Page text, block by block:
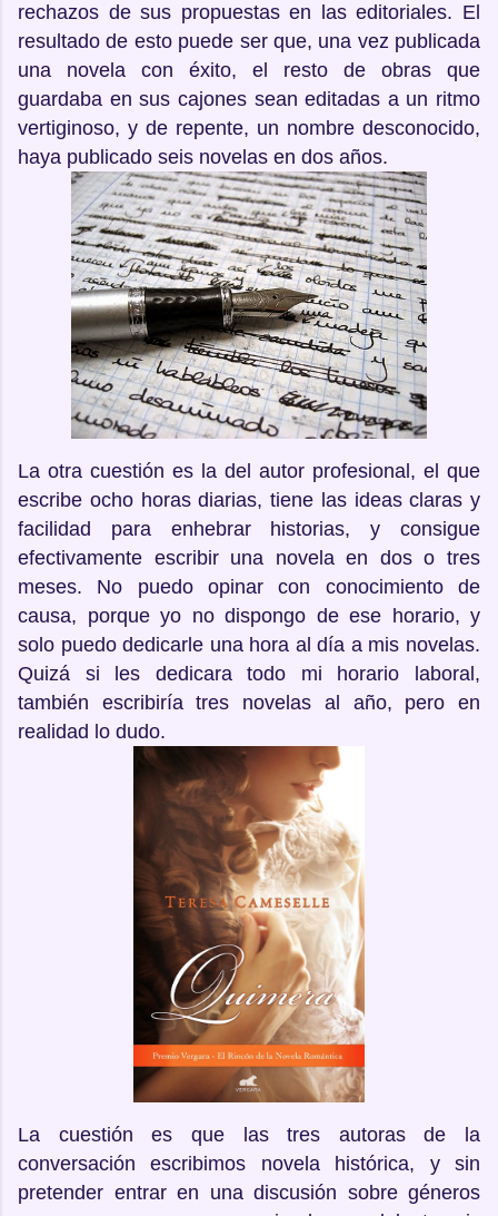
rechazos de sus propuestas en las editoriales. El
resultado de esto puede ser que, una vez publicada
una novela con éxito, el resto de obras que
guardaba en sus cajones sean editadas a un ritmo
vertiginoso, y de repente, un nombre desconocido,
haya publicado seis novelas en dos años.
La otra cuestión es la del autor profesional, el que
escribe ocho horas diarias, tiene las ideas claras y
facilidad para enhebrar historias, y consigue
efectivamente escribir una novela en dos o tres
meses. No puedo opinar con conocimiento de
causa, porque yo no dispongo de ese horario, y
solo puedo dedicarle una hora al día a mis novelas.
Quizá si les dedicara todo mi horario laboral,
también escribiría tres novelas al año, pero en
realidad lo dudo.
La cuestión es que las tres autoras de la
conversación escribimos novela histórica, y sin
pretender entrar en una discusión sobre géneros